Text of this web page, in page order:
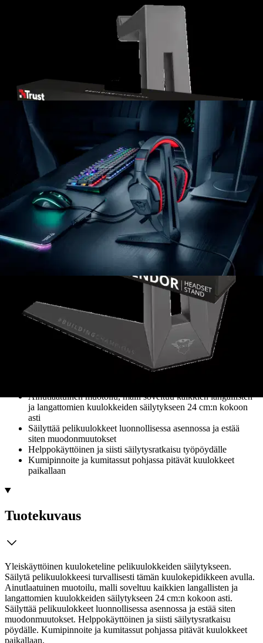
17,95 €
Nouto myymälästä
Siirry valitsemaan myymälä
Toimitus
Ei saatavilla
Ilmainen toimitus yli 100 €:n tilauksille
Postin pakettiautomaattiin tai
palvelupisteeseen!
Etu ei koske Suuri‑lisäpalvelulla toimitettavia tuotteita.
Tarkista myymäläsaatavuus
Avainominaisuudet
Ainutlaatuinen muotoilu, malli soveltuu kaikkien langallisten
ja langattomien kuulokkeiden säilytykseen 24 cm:n kokoon
asti
Säilyttää pelikuulokkeet luonnollisessa asennossa ja estää
siten muodonmuutokset
Helppokäyttöinen ja siisti säilytysratkaisu työpöydälle
Kumipinnoite ja kumitassut pohjassa pitävät kuulokkeet
paikallaan
Tuotekuvaus
Yleiskäyttöinen kuuloketeline pelikuulokkeiden säilytykseen.
Säilytä pelikuulokkeesi turvallisesti tämän kuulokepidikkeen avulla.
Ainutlaatuinen muotoilu, malli soveltuu kaikkien langallisten ja
langattomien kuulokkeiden säilytykseen 24 cm:n kokoon asti.
Säilyttää pelikuulokkeet luonnollisessa asennossa ja estää siten
muodonmuutokset. Helppokäyttöinen ja siisti säilytysratkaisu
pöydälle. Kumipinnoite ja kumitassut pohjassa pitävät kuulokkeet
paikallaan.